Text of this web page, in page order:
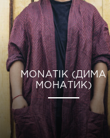
MONATIK (ДИМА
МОНАТИК)